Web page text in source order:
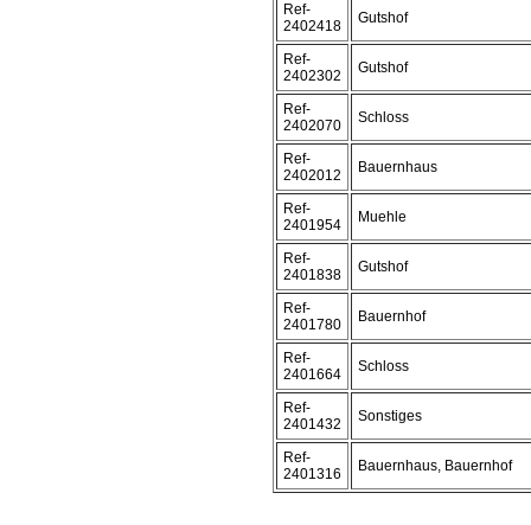
Ref-
2402418
Gutshof
Ref-
2402302
Gutshof
Ref-
2402070
Schloss
Ref-
2402012
Bauernhaus
Ref-
2401954
Muehle
Ref-
2401838
Gutshof
Ref-
2401780
Bauernhof
Ref-
2401664
Schloss
Ref-
2401432
Sonstiges
Ref-
2401316
Bauernhaus, Bauernhof